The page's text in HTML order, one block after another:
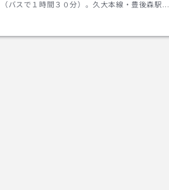
（バスで１時間３０分）。久大本線・豊後森駅よ